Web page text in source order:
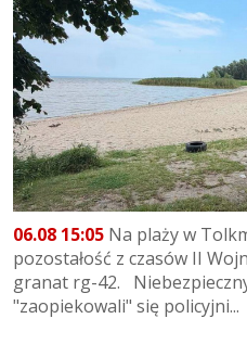
06.08 15:05 Na plaży w
pozostałość z czasów II
granat rg-42.
"zaopiekowali" się policyjni...